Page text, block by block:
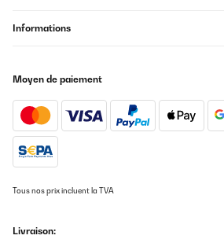
Informations
Moyen de paiement
Tous nos prix incluent la TVA
Livraison: